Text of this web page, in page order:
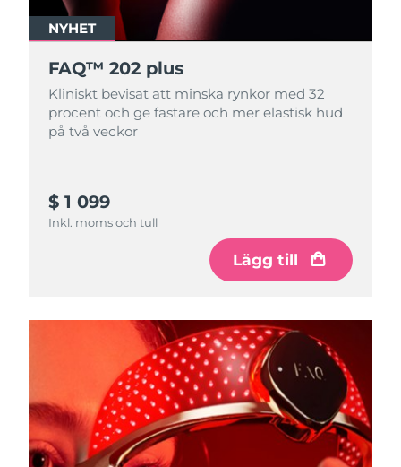
NYHET
FAQ™ 202 plus
Kliniskt bevisat att minska rynkor med 32
procent och ge fastare och mer elastisk hud
på två veckor
$ 1 099
Inkl. moms och tull
Lägg till